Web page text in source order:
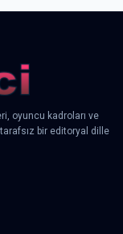
oyuncu kadroları ve
bir editoryal dille